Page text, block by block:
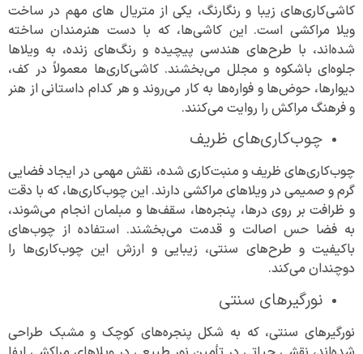
کاشی‌کاری‌های زیبا و رنگارنگ، یکی از متریال های مهم در ساخت
ویلا مراکشی است. این کاشی‌ها، که با دست هنرمندان ساخته
شده‌اند، با طرح‌های هندسی پیچیده و رنگ‌های زنده، به ویلاها
جلوه‌ای باشکوه و مجلل می‌بخشند. کاشی‌کاری‌ها معمولاً در کف،
دیوارها، حوض‌ها و فواره‌ها به کار می‌روند و هر کدام داستانی از هنر
و فرهنگ مراکش را روایت می‌کنند.
چوب‌کاری‌های ظریف
چوب‌کاری‌های ظریف و منبت‌کاری شده، نقش مهمی در ایجاد فضایی
گرم و صمیمی در ویلاهای مراکشی دارند. این چوب‌کاری‌ها، که با دقت
و ظرافت بر روی درها، پنجره‌ها، سقف‌ها و مبلمان انجام می‌شوند،
به فضا حس اصالت و قدمت می‌بخشند. استفاده از چوب‌های
باکیفیت و طرح‌های سنتی، زیبایی و ارزش این چوب‌کاری‌ها را
دوچندان می‌کند.
نورگیرهای سنتی
نورگیرهای سنتی، که به شکل پنجره‌های کوچک و مشبک طراحی